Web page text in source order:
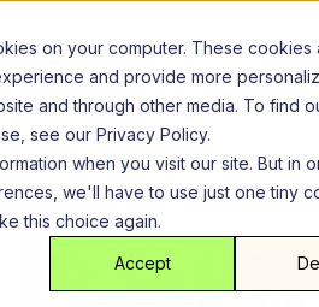
on your computer. These cookies
and provide more
and through other media. To find
see our Privacy Policy.
when you visit our site. But in
we'll have to use just one tiny
this choice again.
Accept